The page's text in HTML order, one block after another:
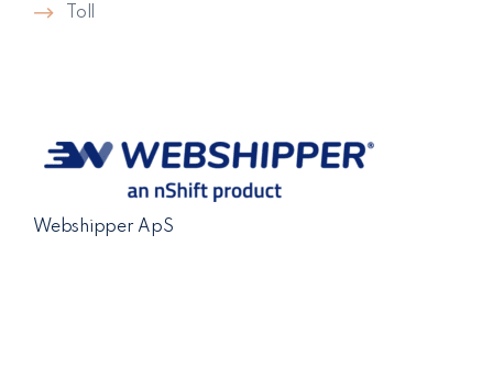
Webshipper ApS
Toll